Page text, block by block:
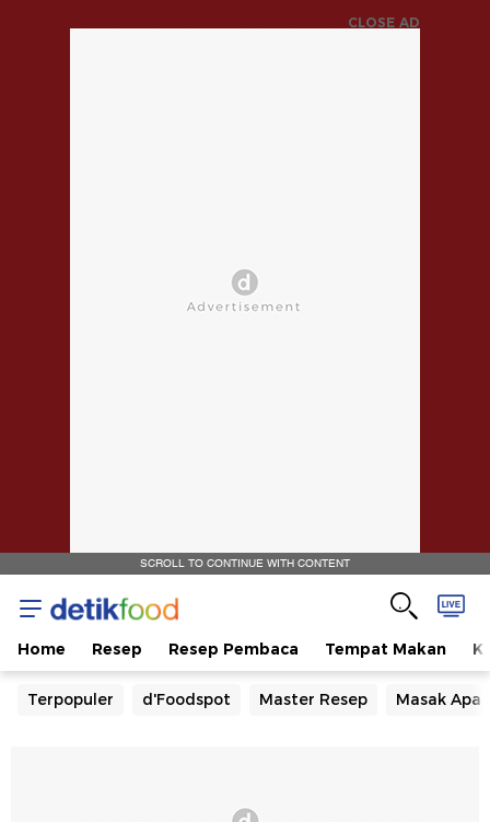
CLOSE AD
SCROLL TO CONTINUE WITH CONTENT
Home Resep Resep Pembaca Tempat Makan
Terpopuler d'Foodspot Master Resep Masak Apa